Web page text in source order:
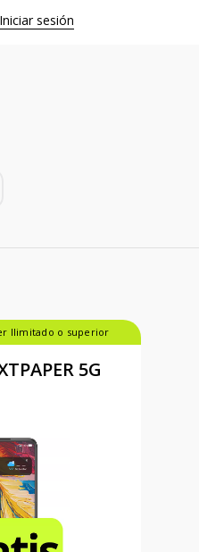
Iniciar sesión
Ilimitado o superior
5G